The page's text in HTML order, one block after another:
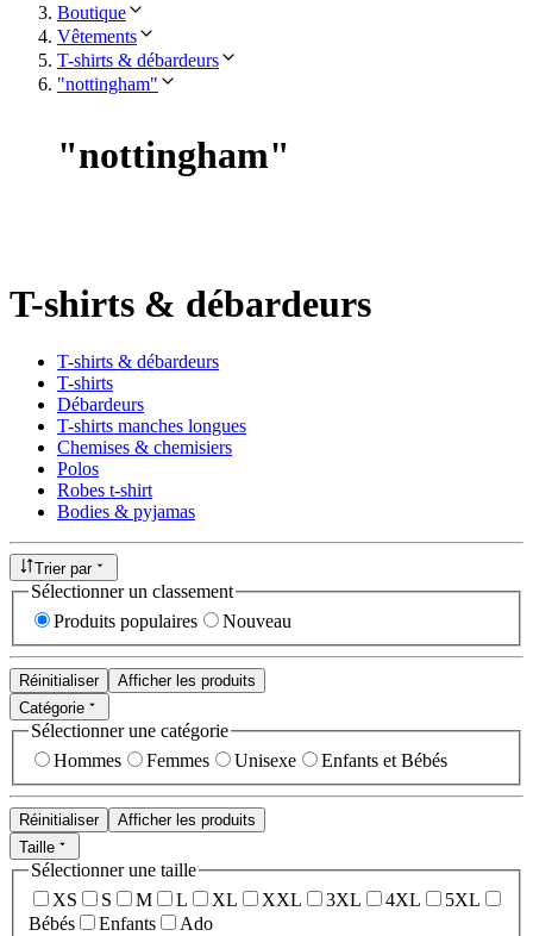
Boutique
Vêtements
T-shirts & débardeurs
"nottingham"
"nottingham"
T-shirts & débardeurs
T-shirts & débardeurs
T-shirts
Débardeurs
T-shirts manches longues
Chemises & chemisiers
Polos
Robes t-shirt
Bodies & pyjamas
Trier par
Sélectionner un classement
Produits populaires
Nouveau
Réinitialiser
Afficher les produits
Catégorie
Sélectionner une catégorie
Hommes
Femmes Unisexe Enfants et Bébés
Réinitialiser
Afficher les produits
Taille
Sélectionner une taille
XS
S M L XL XXL 3XL 4XL
5XL
Bébés
Enfants Ado